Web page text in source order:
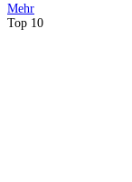
Mehr
Top 10